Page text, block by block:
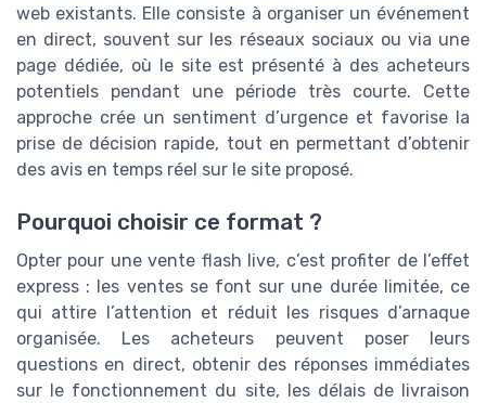
web existants. Elle consiste à organiser un événement
en direct, souvent sur les réseaux sociaux ou via une
page dédiée, où le site est présenté à des acheteurs
potentiels pendant une période très courte. Cette
approche crée un sentiment d’urgence et favorise la
prise de décision rapide, tout en permettant d’obtenir
des avis en temps réel sur le site proposé.
Pourquoi choisir ce format ?
Opter pour une vente flash live, c’est profiter de l’effet
express : les ventes se font sur une durée limitée, ce
qui attire l’attention et réduit les risques d’arnaque
organisée. Les acheteurs peuvent poser leurs
questions en direct, obtenir des réponses immédiates
sur le fonctionnement du site, les délais de livraison